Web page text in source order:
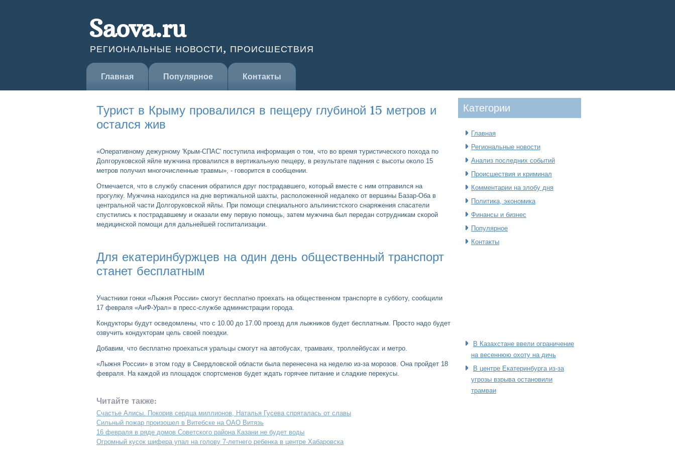
Saova.ru
РЕГИОНАЛЬНЫЕ НОВОСТИ, ПРОИСШЕСТВИЯ
Главная Популярное Контакты
Турист в Крыму провалился в пещеру глубиной 15 метров и
остался жив
«Оперативному дежурному 'Крым-СПАС' поступила информация о том, что во время туристического похода по
Долгоруковской яйле мужчина провалился в вертикальную пещеру, в результате падения с высоты около 15
метров получил многочисленные травмы», - говорится в сообщении.
Отмечается, что в службу спасения обратился друг пострадавшего, который вместе с ним отправился на
прогулку. Мужчина находился на дне вертикальной шахты, расположенной недалеко от вершины Базар-Оба в
центральной части Долгоруковской яйлы. При помощи специального альпинистского снаряжения спасатели
спустились к пострадавшему и оказали ему первую помощь, затем мужчина был передан сотрудникам скорой
медицинской помощи для дальнейшей госпитализации.
Для екатеринбуржцев на один день общественный транспорт
станет бесплатным
Участники гонки «Лыжня России» смогут бесплатно проехать на общественном транспорте в субботу, сообщили
17 февраля «АиФ-Урал» в пресс-службе администрации города.
Кондукторы будут осведомлены, что с 10.00 до 17.00 проезд для лыжников будет бесплатным. Просто надо будет
озвучить кондукторам цель своей поездки.
Добавим, что бесплатно проехаться уральцы смогут на автобусах, трамваях, троллейбусах и метро.
«Лыжня России» в этом году в Свердловской области была перенесена на неделю из-за морозов. Она пройдет 18
февраля. На каждой из площадок спортсменов будет ждать горячее питание и сладкие перекусы.
Читайте также:
Счастье Алисы. Покорив сердца миллионов, Наталья Гусева спряталась от славы
Сильный пожар произошел в Витебске на ОАО Витязь
16 февраля в ряде домов Советского района Казани не будет воды
Огромный кусок шифера упал на голову 7-летнего ребенка в центре Хабаровска
Категοрии
Главная
Региональные новости
Анализ последних событий
Происшествия и криминал
Комментарии на злобу дня
Политика, экономика
Финансы и бизнес
Популярное
Контакты
В Казахстане ввели ограничение
на весеннюю охоту на дичь
В центре Екатеринбурга из-за
угрозы взрыва остановили
трамваи